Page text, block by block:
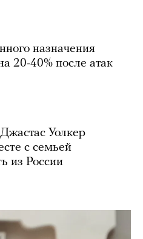
назначения
20-40% после атак
Уолкер
с семьей
из России